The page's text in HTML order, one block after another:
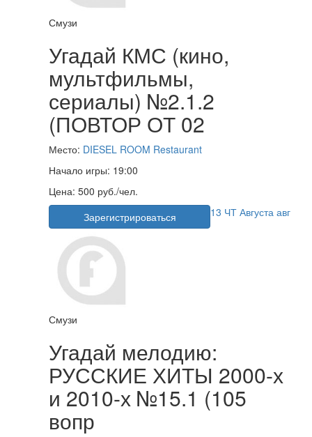
Смузи
Угадай КМС (кино,
мультфильмы,
сериалы) №2.1.2
(ПОВТОР ОТ 02
Место: DIESEL ROOM Restaurant
Начало игры: 19:00
Цена: 500 руб./чел.
Зарегистрироваться
13 ЧТ Августа авг
Смузи
Угадай мелодию:
РУССКИЕ ХИТЫ 2000-х
и 2010-х №15.1 (105
вопр